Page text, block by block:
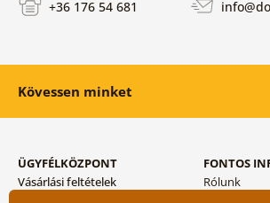
+36 176 54 681
Kövessen minket
ÜGYFÉLKÖZPONT
Vásárlási feltételek
FONTOS
Rólunk